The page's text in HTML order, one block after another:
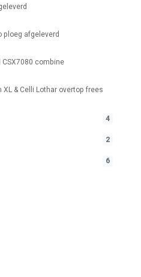
ploeg afgeleverd
combine
& Celli Lothar overtop frees
4
2
6